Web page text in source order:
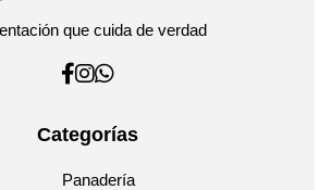
que cuida de verdad
Categorías
Panadería